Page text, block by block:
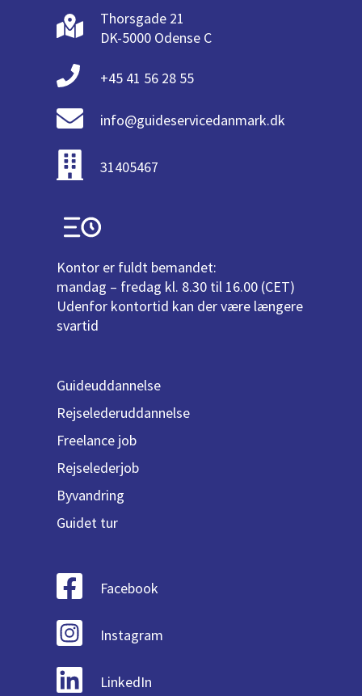
Thorsgade 21
DK-5000 Odense C
+45 41 56 28 55
info@guideservicedanmark.dk
31405467
Kontor er fuldt bemandet:
mandag – fredag kl. 8.30 til 16.00 (CET)
Udenfor kontortid kan der være længere
svartid
Guideuddannelse
Rejselederuddannelse
Freelance job
Rejselederjob
Byvandring
Guidet tur
Facebook
Instagram
LinkedIn